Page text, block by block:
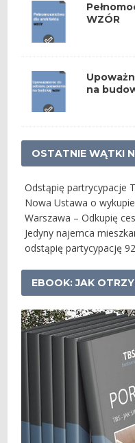
WZÓR
na
OSTATNIE WĄTKI
Odstąpię partrycypacje
Nowa Ustawa o
Warszawa – Odkupię
Jedyny najemca
odstąpię partycypację
EBOOK: JAK